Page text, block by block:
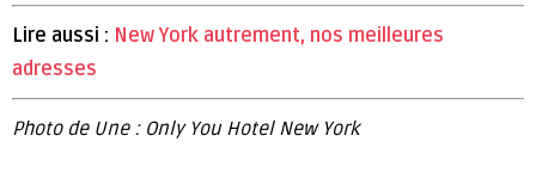
Lire aussi : New York autrement, nos meilleures
adresses
Photo de Une : Only You Hotel New York